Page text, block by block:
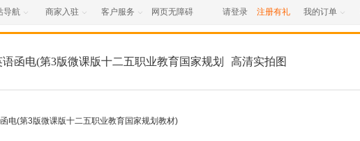
导航  商家入驻  客户服务  网页无障碍 请登录 注册有礼 我的订单 
函电(第3版微课版十二五职业教育国家规划 高清实拍图